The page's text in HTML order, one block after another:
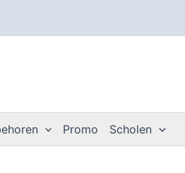
Promo Scholen